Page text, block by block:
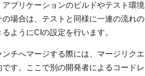
プリケーションのビルドやテスト環境
場合は、テストと同様に一連の流れの
ようにCIの設定を行います。
チへマージする際には、マージリクエ
す。ここで別の開発者によるコードレ